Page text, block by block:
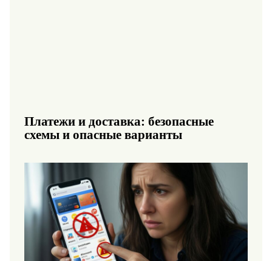
Платежи и доставка: безопасные
схемы и опасные варианты